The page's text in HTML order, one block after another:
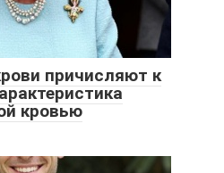
причисляют к
кровью